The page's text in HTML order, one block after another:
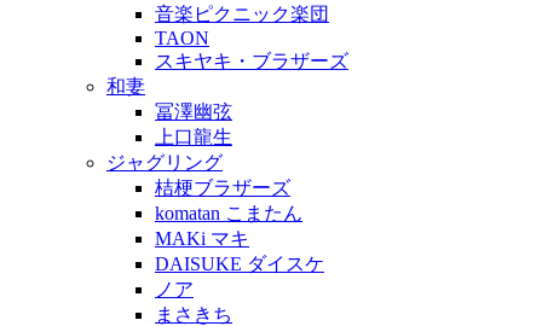
音楽ピクニック楽団
TAON
スキヤキ・ブラザーズ
和妻
冨澤幽弦
上口龍生
ジャグリング
桔梗ブラザーズ
komatan こまたん
MAKi マキ
DAISUKE ダイスケ
ノア
まさきち